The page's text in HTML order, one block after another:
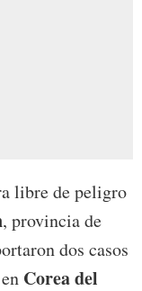
libre de peligro
, provincia de
dos casos
Corea del